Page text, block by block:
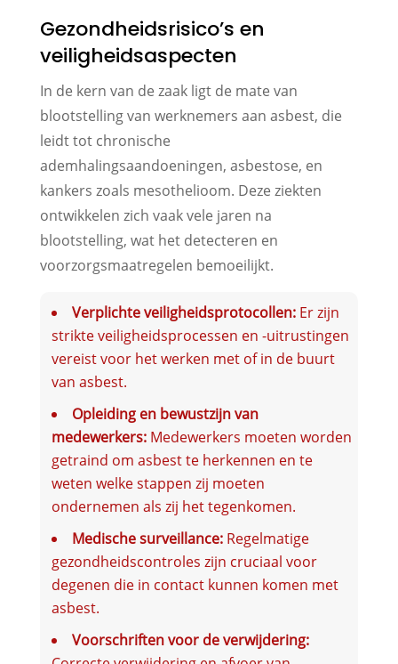
Gezondheidsrisico’s en
veiligheidsaspecten
In de kern van de zaak ligt de mate van
blootstelling van werknemers aan asbest, die
leidt tot chronische
ademhalingsaandoeningen, asbestose, en
kankers zoals mesothelioom. Deze ziekten
ontwikkelen zich vaak vele jaren na
blootstelling, wat het detecteren en
voorzorgsmaatregelen bemoeilijkt.
Verplichte veiligheidsprotocollen:Er zijn
strikte veiligheidsprocessen en -uitrustingen
vereist voor het werken met of in de buurt
van asbest.
Opleiding en bewustzijn van
medewerkers:Medewerkers moeten worden
getraind om asbest te herkennen en te
weten welke stappen zij moeten
ondernemen als zij het tegenkomen.
Medische surveillance:Regelmatige
gezondheidscontroles zijn cruciaal voor
degenen die in contact kunnen komen met
asbest.
Voorschriften voor de verwijdering: